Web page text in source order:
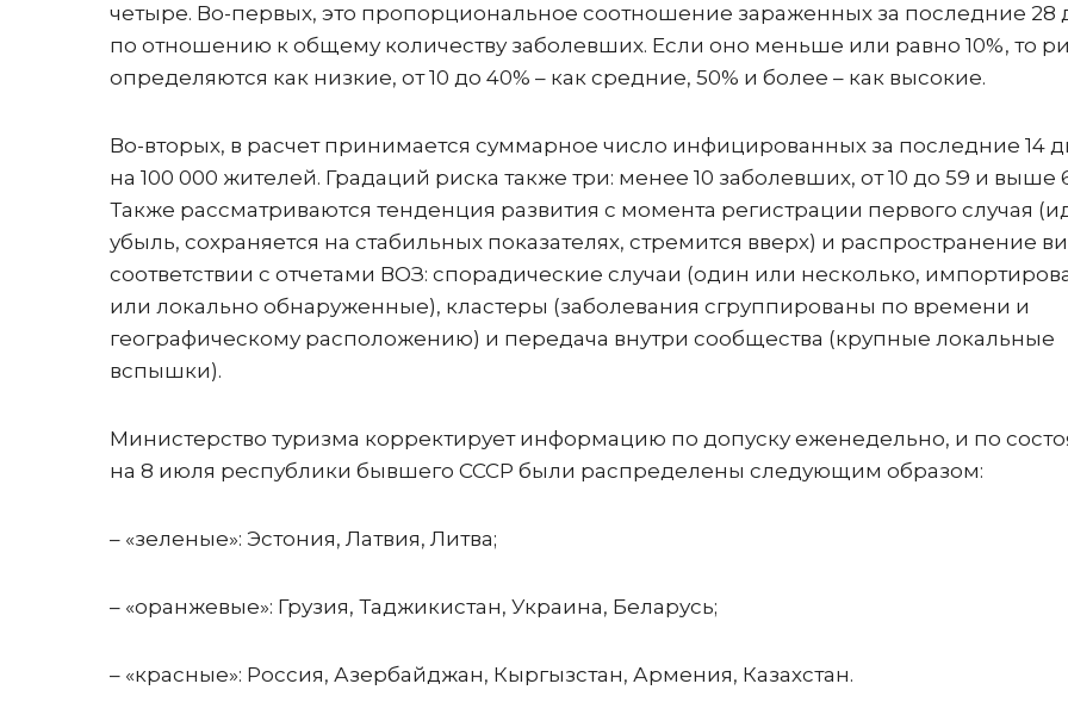
четыре. Во-первых, это пропорциональное соотношение зараженных за последние 28
по отношению к общему количеству заболевших. Если оно меньше или равно 10%, то
определяются как низкие, от 10 до 40% – как средние, 50% и более – как высокие.
Во-вторых, в расчет принимается суммарное число инфицированных за последние 14
на 100 000 жителей. Градаций риска также три: менее 10 заболевших, от 10 до 59 и выше
Также рассматриваются тенденция развития с момента регистрации первого случая
убыль, сохраняется на стабильных показателях, стремится вверх) и распространение
соответствии с отчетами ВОЗ: спорадические случаи (один или несколько,
или локально обнаруженные), кластеры (заболевания сгруппированы по времени и
географическому расположению) и передача внутри сообщества (крупные локальные
вспышки).
Министерство туризма корректирует информацию по допуску еженедельно, и по
на 8 июля республики бывшего СССР были распределены следующим образом:
– «зеленые»: Эстония, Латвия, Литва;
– «оранжевые»: Грузия, Таджикистан, Украина, Беларусь;
– «красные»: Россия, Азербайджан, Кыргызстан, Армения, Казахстан.